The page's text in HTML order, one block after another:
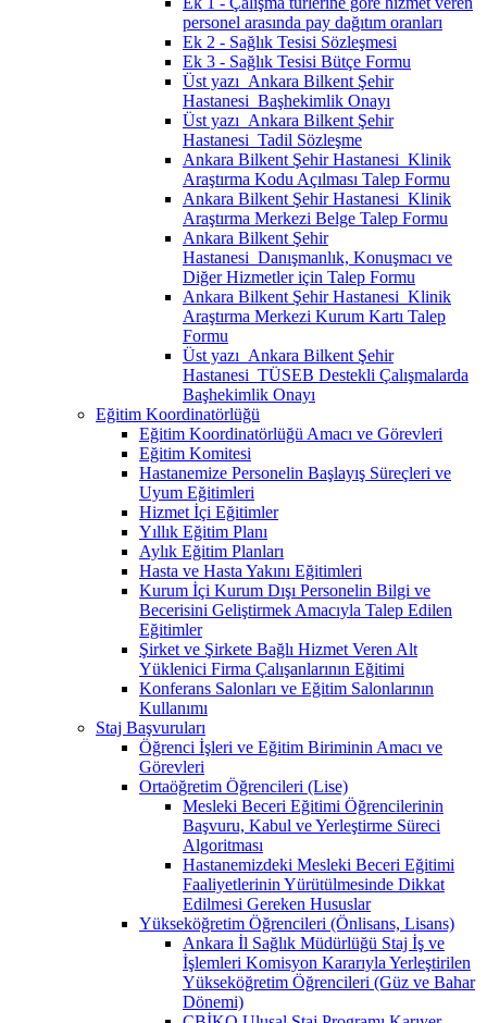
personel arasında pay dağıtım oranları
Ek 2 - Sağlık Tesisi Sözleşmesi
Ek 3 - Sağlık Tesisi Bütçe Formu
Üst yazı_Ankara Bilkent Şehir
Hastanesi_Başhekimlik Onayı
Üst yazı_Ankara Bilkent Şehir
Hastanesi_Tadil Sözleşme
Ankara Bilkent Şehir Hastanesi_Klinik
Araştırma Kodu Açılması Talep Formu
Ankara Bilkent Şehir Hastanesi_Klinik
Araştırma Merkezi Belge Talep Formu
Ankara Bilkent Şehir
Hastanesi_Danışmanlık, Konuşmacı ve
Diğer Hizmetler için Talep Formu
Ankara Bilkent Şehir Hastanesi_Klinik
Araştırma Merkezi Kurum Kartı Talep
Formu
Üst yazı_Ankara Bilkent Şehir
Hastanesi_TÜSEB Destekli Çalışmalarda
Başhekimlik Onayı
Eğitim Koordinatörlüğü
Eğitim Koordinatörlüğü Amacı ve Görevleri
Eğitim Komitesi
Hastanemize Personelin Başlayış Süreçleri ve
Uyum Eğitimleri
Hizmet İçi Eğitimler
Yıllık Eğitim Planı
Aylık Eğitim Planları
Hasta ve Hasta Yakını Eğitimleri
Kurum İçi Kurum Dışı Personelin Bilgi ve
Becerisini Geliştirmek Amacıyla Talep Edilen
Eğitimler
Şirket ve Şirkete Bağlı Hizmet Veren Alt
Yüklenici Firma Çalışanlarının Eğitimi
Konferans Salonları ve Eğitim Salonlarının
Kullanımı
Staj Başvuruları
Öğrenci İşleri ve Eğitim Biriminin Amacı ve
Görevleri
Ortaöğretim Öğrencileri (Lise)
Mesleki Beceri Eğitimi Öğrencilerinin
Başvuru, Kabul ve Yerleştirme Süreci
Algoritması
Hastanemizdeki Mesleki Beceri Eğitimi
Faaliyetlerinin Yürütülmesinde Dikkat
Edilmesi Gereken Hususlar
Yükseköğretim Öğrencileri (Önlisans, Lisans)
Ankara İl Sağlık Müdürlüğü Staj İş ve
İşlemleri Komisyon Kararıyla Yerleştirilen
Yükseköğretim Öğrencileri (Güz ve Bahar
Dönemi)